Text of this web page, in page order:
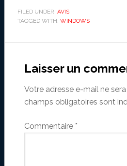
FILED UNDER: AVIS
TAGGED WITH: WINDOWS
Interactions
Laisser un
Votre adresse e-mail ne
champs obligatoires sont
Commentaire *